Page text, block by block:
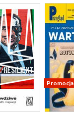
Promocja